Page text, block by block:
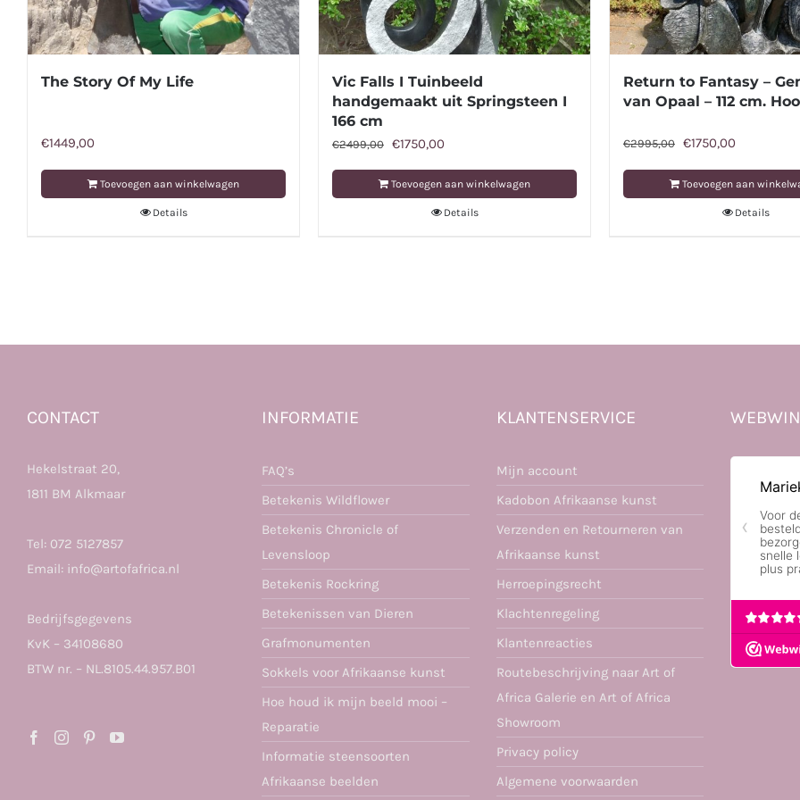
The Story Of My Life
€1449,00
Toevoegen aan winkelwagen
Details
Vic Falls I Tuinbeeld
handgemaakt uit Springsteen I
166 cm
€2499,00 Oorspronkelijke
prijs
€2499,00.
€1750,00
prijs
€1750,00.
Toevoegen aan winkelwagen
Details
Return to Fantasy –
van Opaal – 112 cm.
€2995,00 Oorspronkelijke
prijs
was:
€2995,00.
€1750,00
prijs
is:
€1750,00.
Toevoegen aan
Details
CONTACT
Hekelstraat 20,
1811 BM Alkmaar
Tel: 072 5127857
Email: info@artofafrica.nl
Bedrijfsgegevens
KvK – 34108680
BTW nr. – NL.8105.44.957.B01
INFORMATIE
FAQ’s
Betekenis Wildflower
Betekenis Chronicle of
Levensloop
Betekenis Rockring
Betekenissen van Dieren
Grafmonumenten
Sokkels voor Afrikaanse kunst
Hoe houd ik mijn beeld mooi –
Reparatie
Informatie steensoorten
Afrikaanse beelden
KLANTENSERVICE
Mijn account
Kadobon Afrikaanse kunst
Verzenden en Retourneren van
Afrikaanse kunst
Herroepingsrecht
Klachtenregeling
Klantenreacties
Routebeschrijving naar Art of
Africa Galerie en Art of Africa
Showroom
Privacy policy
Algemene voorwaarden